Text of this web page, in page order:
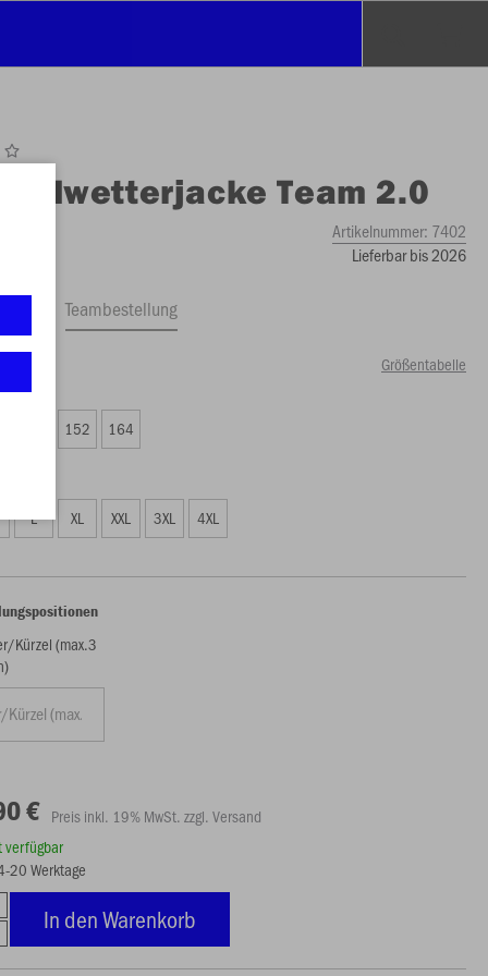
Allwetterjacke Team 2.0
Artikelnummer: 7402
Lieferbar bis 2026
Teambestellung
Größentabelle
€)
152 164
L XL XXL 3XL 4XL
Kürzel (max.3
€ Preis inkl. 19% MwSt. zzgl. Versand
verfügbar
20 Werktage
In den Warenkorb